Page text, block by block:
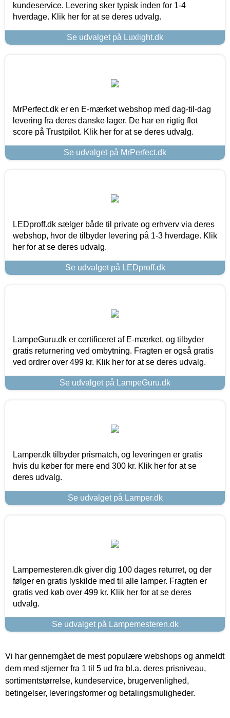
kundeservice. Levering sker typisk inden for 1-4
hverdage. Klik her for at se deres udvalg.
Se udvalget på Luxlight.dk
MrPerfect.dk er en E-mærket webshop med dag-til-dag
levering fra deres danske lager. De har en rigtig flot
score på Trustpilot. Klik her for at se deres udvalg.
Se udvalget på MrPerfect.dk
LEDproff.dk sælger både til private og erhverv via deres
webshop, hvor de tilbyder levering på 1-3 hverdage. Klik
her for at se deres udvalg.
Se udvalget på LEDproff.dk
LampeGuru.dk er certificeret af E-mærket, og tilbyder
gratis returnering ved ombytning. Fragten er også gratis
ved ordrer over 499 kr. Klik her for at se deres udvalg.
Se udvalget på LampeGuru.dk
Lamper.dk tilbyder prismatch, og leveringen er gratis
hvis du køber for mere end 300 kr. Klik her for at se
deres udvalg.
Se udvalget på Lamper.dk
Lampemesteren.dk giver dig 100 dages returret, og der
følger en gratis lyskilde med til alle lamper. Fragten er
gratis ved køb over 499 kr. Klik her for at se deres
udvalg.
Se udvalget på Lampemesteren.dk
Vi har gennemgået de mest populære webshops og anmeldt
dem med stjerner fra 1 til 5 ud fra bl.a. deres prisniveau,
sortimentstørrelse, kundeservice, brugervenlighed,
betingelser, leveringsformer og betalingsmuligheder.